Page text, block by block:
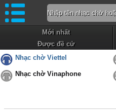
Mới nhất
Được đề cử
Nhạc chờ Viettel
Nhạc chờ Vinaphone